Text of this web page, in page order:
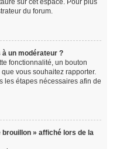
sur cet espace. Pour plus
du forum.
un modérateur ?
fonctionnalité, un bouton
vous souhaitez rapporter.
les étapes nécessaires afin de
» affiché lors de la